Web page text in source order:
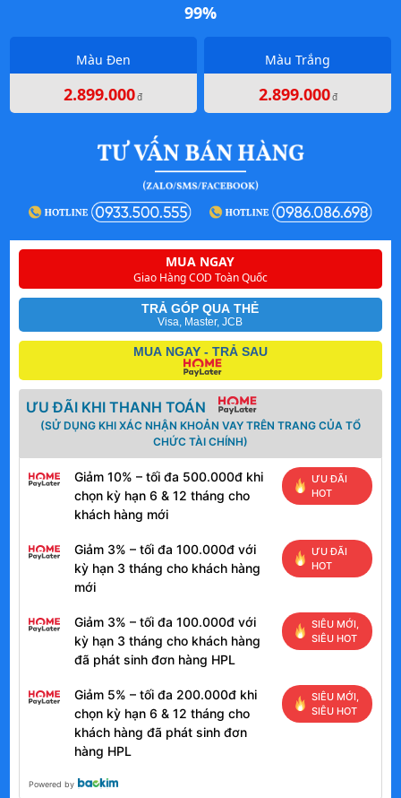
99%
Màu Đen
2.899.000đ
Màu Trắng
2.899.000đ
MUA NGAY
Giao Hàng COD Toàn Quốc
TRẢ GÓP QUA THẺ
Visa, Master, JCB
MUA NGAY - TRẢ SAU
ƯU ĐÃI KHI THANH TOÁN
(SỬ DỤNG KHI XÁC NHẬN KHOẢN VAY TRÊN TRANG CỦA TỔ
CHỨC TÀI CHÍNH)
Giảm 10% – tối đa 500.000đ khi
chọn kỳ hạn 6 & 12 tháng cho
khách hàng mới
ƯU ĐÃI
HOT
Giảm 3% – tối đa 100.000đ với
kỳ hạn 3 tháng cho khách hàng
mới
ƯU ĐÃI
HOT
Giảm 3% – tối đa 100.000đ với
kỳ hạn 3 tháng cho khách hàng
đã phát sinh đơn hàng HPL
SIÊU MỚI,
SIÊU HOT
Giảm 5% – tối đa 200.000đ khi
chọn kỳ hạn 6 & 12 tháng cho
khách hàng đã phát sinh đơn
hàng HPL
SIÊU MỚI,
SIÊU HOT
Powered by